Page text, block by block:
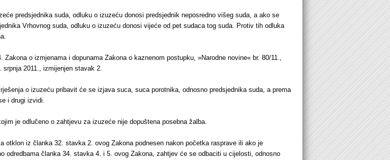
predsjednika suda, odluku o izuzeću donosi predsjednik neposredno višeg suda, a ako se
Vrhovnog suda, odluku o izuzeću donosi vijeće od pet sudaca tog suda. Protiv tih odluka
Zakona o izmjenama i dopunama Zakona o kaznenom postupku, »Narodne novine« br. 80/11.,
srpnja 2011., izmijenjen stavak 2.
o izuzeću pribavit će se izjava suca, suca porotnika, odnosno predsjednika suda, a prema
i drugi izvidi.
je odlučeno o zahtjevu za izuzeće nije dopuštena posebna žalba.
otklon iz članka 32. stavka 2. ovog Zakona podnesen nakon početka rasprave ili ako je
odredbama članka 34. stavka 4. i 5. ovog Zakona, zahtjev će se odbaciti u cijelosti, odnosno